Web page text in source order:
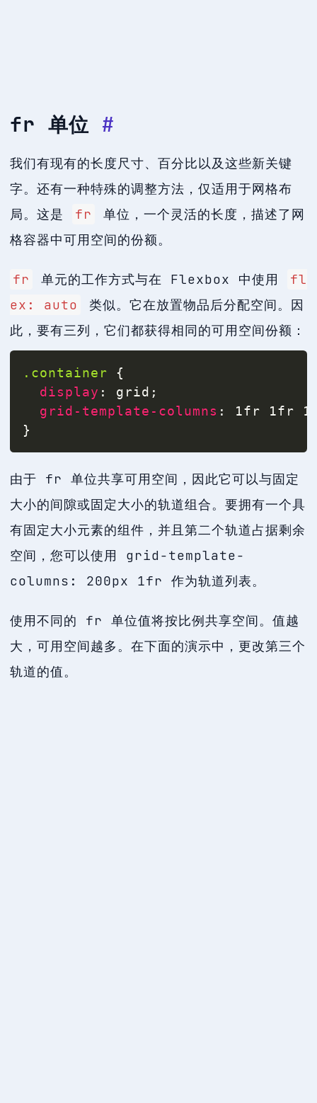
fr 单位 #
我们有现有的长度尺寸、百分比以及这些新关键
字。还有一种特殊的调整方法，仅适用于网格布
局。这是
fr
单位，一个灵活的长度，描述了网
格容器中可用空间的份额。
fr 单元的工作方式与在 Flexbox 中使用
fl
ex: auto
类似。它在放置物品后分配空间。因
此，要有三列，它们都获得相同的可用空间份额：
.container
{
display : grid ;
grid-template-columns :
1fr 1fr
}
由于 fr 单位共享可用空间，因此它可以与固定
大小的间隙或固定大小的轨道组合。要拥有一个具
有固定大小元素的组件，并且第二个轨道占据剩余
空间，您可以使用 grid-template-
columns: 200px 1fr 作为轨道列表。
使用不同的 fr 单位值将按比例共享空间。值越
大，可用空间越多。在下面的演示中，更改第三个
轨道的值。